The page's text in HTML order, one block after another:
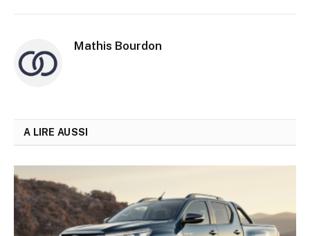
Mathis Bourdon
A LIRE AUSSI